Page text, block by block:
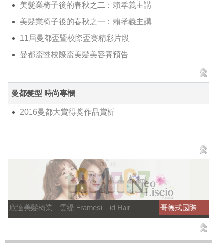
美髮業椅子後的春秋之二：賴孝義主講
美髮業椅子後的春秋之一：賴孝義主講
11屆曼都盃暨校際盃賽精彩片段
曼都盃暨校際盃美髮美容賽預告
曼都髮型 時尚專欄
2016曼都大賞得獎作品賞析
欣達美髮椅業 雲緹 Framesi id Hair 哥德式國際